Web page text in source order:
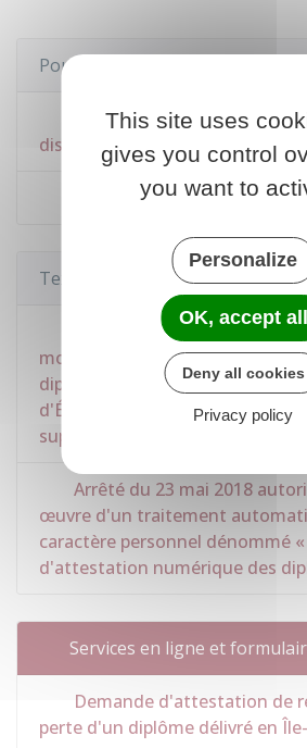
Pour en savoir plus
Attestation numérique :
disponibles par académie et par
Obtenir une copie de
Textes de référence
Circulaire du 7 mai 2023
modalités d'élaboration et de
diplômes nationaux et de
d'État par les établissements
supérieur
Arrêté du 23 mai 2018
œuvre d'un traitement
caractère personnel dénommé «
d'attestation numérique des
Services en ligne et
Demande d'attestation de
perte d'un diplôme délivré en
This site uses
gives you control
you want to
Personalize
OK, accept all
Deny all cookies
Privacy policy